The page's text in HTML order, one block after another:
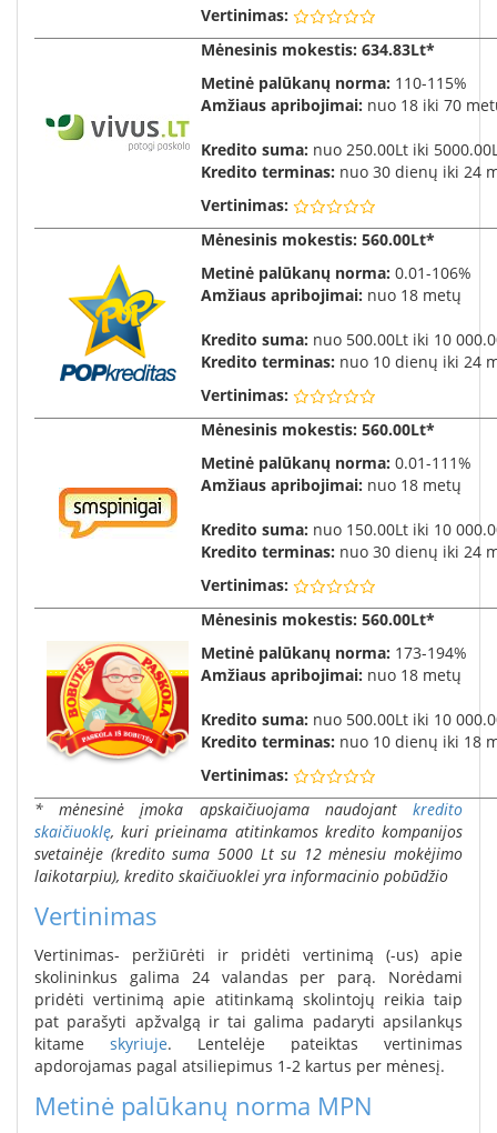
Vertinimas:
Mėnesinis mokestis: 634.83Lt*
Metinė palūkanų norma: 110-115%
Amžiaus apribojimai: nuo 18 iki 70
Kredito suma: nuo 250.00Lt iki
Kredito terminas: nuo 30 dienų iki 24
Vertinimas:
Mėnesinis mokestis: 560.00Lt*
Metinė palūkanų norma: 0.01-106%
Amžiaus apribojimai: nuo 18 metų
Kredito suma: nuo 500.00Lt iki 10
Kredito terminas: nuo 10 dienų iki 24
Vertinimas:
Mėnesinis mokestis: 560.00Lt*
Metinė palūkanų norma: 0.01-111%
Amžiaus apribojimai: nuo 18 metų
Kredito suma: nuo 150.00Lt iki 10
Kredito terminas: nuo 30 dienų iki 24
Vertinimas:
Mėnesinis mokestis: 560.00Lt*
Metinė palūkanų norma: 173-194%
Amžiaus apribojimai: nuo 18 metų
Kredito suma: nuo 500.00Lt iki 10
Kredito terminas: nuo 10 dienų iki 18
Vertinimas:
* mėnesinė įmoka apskaičiuojama naudojant kredito
skaičiuoklę, kuri prieinama atitinkamos kredito kompanijos
svetainėje (kredito suma 5000 Lt su 12 mėnesiu mokėjimo
laikotarpiu), kredito skaičiuoklei yra informacinio pobūdžio
Vertinimas
Vertinimas- peržiūrėti ir pridėti vertinimą (-us) apie
skolininkus galima 24 valandas per parą. Norėdami
pridėti vertinimą apie atitinkamą skolintojų reikia taip
pat parašyti apžvalgą ir tai galima padaryti apsilankųs
kitame skyriuje. Lentelėje pateiktas vertinimas
apdorojamas pagal atsiliepimus 1-2 kartus per mėnesį.
Metinė palūkanų norma MPN